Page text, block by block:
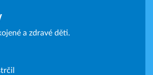
a zdravé děti.